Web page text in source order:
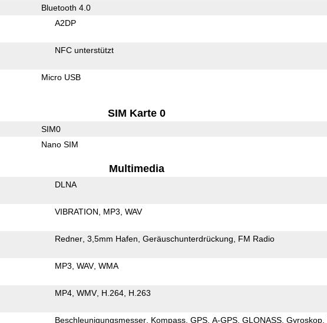
Bluetooth 4.0
A2DP
NFC unterstützt
Micro USB
SIM Karte 0
SIM0
Nano SIM
Multimedia
DLNA
VIBRATION MP3 WAV
Redner 3,5mm Hafen Geräuschunterdrückung FM Radio
MP3 WAV WMA
MP4 WMV H.264 H.263
Beschleunigungsmesser Kompass GPS A-GPS GLONASS Gyroskop